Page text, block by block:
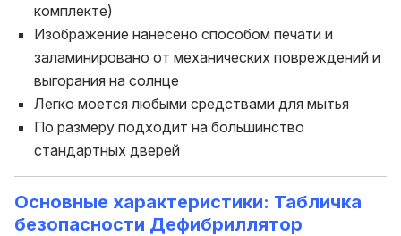
комплекте)
Изображение нанесено способом печати и
заламинировано от механических повреждений и
выгорания на солнце
Легко моется любыми средствами для мытья
По размеру подходит на большинство
стандартных дверей
Основные характеристики: Табличка
безопасности Дефибриллятор